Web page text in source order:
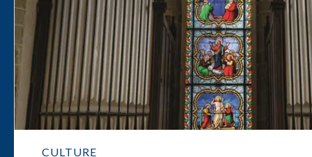
CULTURE